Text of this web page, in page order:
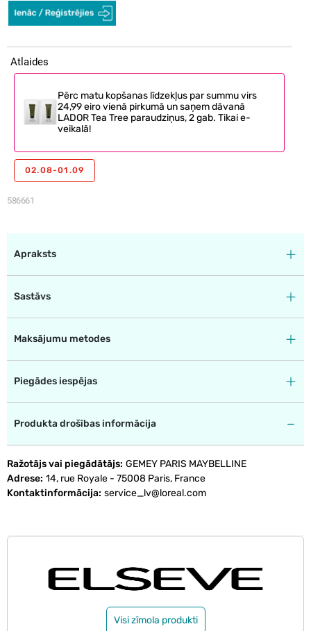
586661
Atlaides
Pērc matu kopšanas līdzekļus par summu virs
24,99 eiro vienā pirkumā un saņem dāvanā
LADOR Tea Tree paraudziņus, 2 gab. Tikai e-
veikalā!
02.08-01.09
Apraksts
Sastāvs
Maksājumu metodes
Piegādes iespējas
Produkta drošības informācija
Ražotājs vai piegādātājs GEMEY PARIS MAYBELLINE
Adrese 14, rue Royale - 75008 Paris, France
Kontaktinformācija service_lv@loreal.com
Visi zīmola produkti